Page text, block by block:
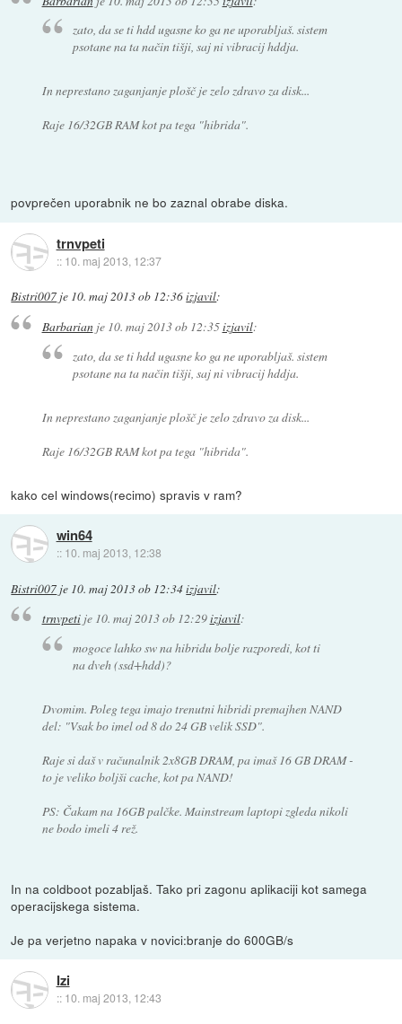
zato, da se ti hdd ugasne ko ga ne uporabljaš. sistem
psotane na ta način tišji, saj ni vibracij hddja.
In neprestano zaganjanje plošč je zelo zdravo za disk...
Raje 16/32GB RAM kot pa tega "hibrida".
povprečen uporabnik ne bo zaznal obrabe diska.
trnvpeti
:: 10. maj 2013, 12:37
Bistri007 je 10. maj 2013 ob 12:36izjavil:
Barbarianje 10. maj 2013 ob 12:35izjavil:
zato, da se ti hdd ugasne ko ga ne uporabljaš. sistem
psotane na ta način tišji, saj ni vibracij hddja.
In neprestano zaganjanje plošč je zelo zdravo za disk...
Raje 16/32GB RAM kot pa tega "hibrida".
kako cel windows(recimo) spravis v ram?
win64
:: 10. maj 2013, 12:38
Bistri007 je 10. maj 2013 ob 12:34izjavil:
trnvpetije 10. maj 2013 ob 12:29izjavil:
mogoce lahko sw na hibridu bolje razporedi, kot ti
na dveh (ssd+hdd)?
Dvomim. Poleg tega imajo trenutni hibridi premajhen NAND
del: "Vsak bo imel od 8 do 24 GB velik SSD".
Raje si daš v računalnik 2x8GB DRAM, pa imaš 16 GB DRAM -
to je veliko boljši cache, kot pa NAND!
PS: Čakam na 16GB palčke. Mainstream laptopi zgleda nikoli
ne bodo imeli 4 rež.
In na coldboot pozabljaš. Tako pri zagonu aplikaciji kot samega
operacijskega sistema.
Je pa verjetno napaka v novici:branje do 600GB/s
Izi
:: 10. maj 2013, 12:43